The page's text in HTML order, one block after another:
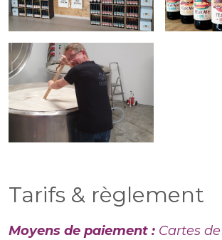
Tarifs & règlement
Moyens de paiement : Cartes